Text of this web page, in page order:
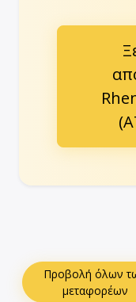
Προβολή όλων
μεταφορέων